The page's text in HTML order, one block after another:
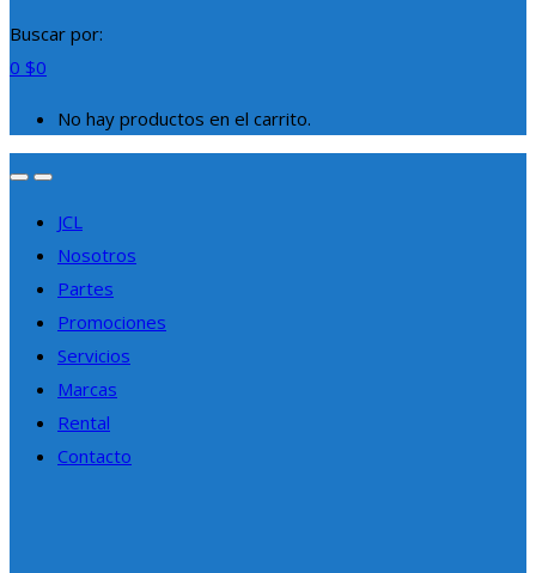
Buscar por:
0 $0
No hay productos en el carrito.
JCL
Nosotros
Partes
Promociones
Servicios
Marcas
Rental
Contacto